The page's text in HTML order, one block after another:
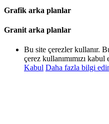
Grafik arka planlar
Granit arka planlar
Bu site çerezler kullanır.
çerez kullanımımızı
Kabul Daha fazla bilgi